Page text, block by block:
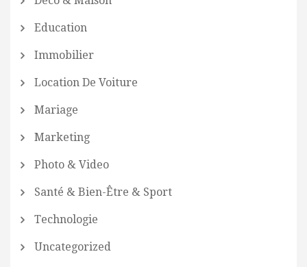
Education
Immobilier
Location De Voiture
Mariage
Marketing
Photo & Video
Santé & Bien-Être & Sport
Technologie
Uncategorized